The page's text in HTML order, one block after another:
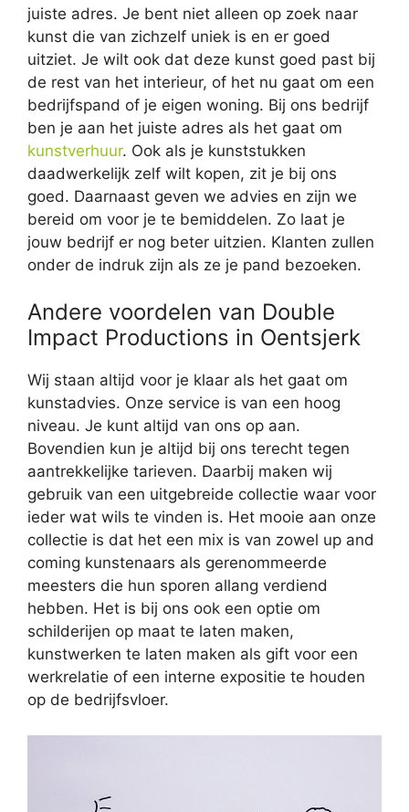
juiste adres. Je bent niet alleen op zoek naar
kunst die van zichzelf uniek is en er goed
uitziet. Je wilt ook dat deze kunst goed past bij
de rest van het interieur, of het nu gaat om een
bedrijfspand of je eigen woning. Bij ons bedrijf
ben je aan het juiste adres als het gaat om
kunstverhuur. Ook als je kunststukken
daadwerkelijk zelf wilt kopen, zit je bij ons
goed. Daarnaast geven we advies en zijn we
bereid om voor je te bemiddelen. Zo laat je
jouw bedrijf er nog beter uitzien. Klanten zullen
onder de indruk zijn als ze je pand bezoeken.
Andere voordelen van Double
Impact Productions in Oentsjerk
Wij staan altijd voor je klaar als het gaat om
kunstadvies. Onze service is van een hoog
niveau. Je kunt altijd van ons op aan.
Bovendien kun je altijd bij ons terecht tegen
aantrekkelijke tarieven. Daarbij maken wij
gebruik van een uitgebreide collectie waar voor
ieder wat wils te vinden is. Het mooie aan onze
collectie is dat het een mix is van zowel up and
coming kunstenaars als gerenommeerde
meesters die hun sporen allang verdiend
hebben. Het is bij ons ook een optie om
schilderijen op maat te laten maken,
kunstwerken te laten maken als gift voor een
werkrelatie of een interne expositie te houden
op de bedrijfsvloer.